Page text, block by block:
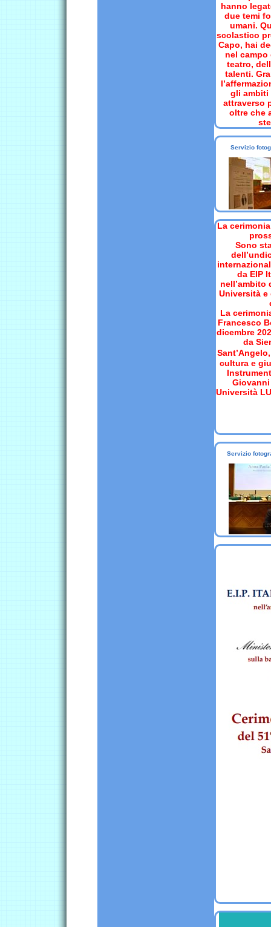
hanno
due temi
umani.
scolastico
Capo, hai
nel campo
teatro,
talenti.
gli ambiti
attraverso
oltre che
Servizio
La
Sono
da EIP
nell’ambito
Università e
La
Francesco
dicembre
da
cultura e
Giovanni
Università
Servizio